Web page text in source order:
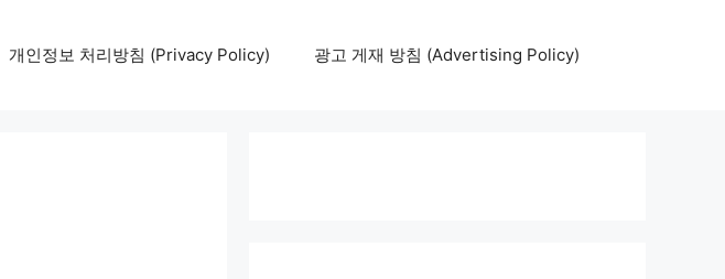
개인정보 처리방침 (Privacy Policy) 광고 게재 방침 (Advertising Policy)